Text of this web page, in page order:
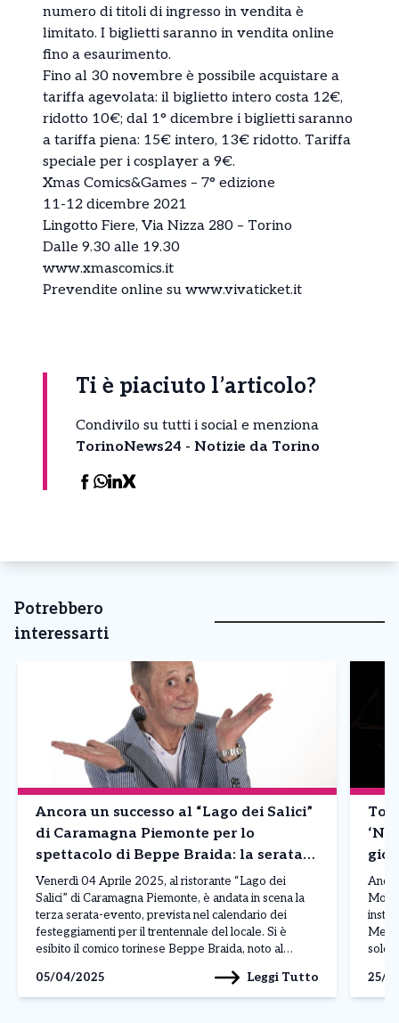
numero di titoli di ingresso in vendita è
limitato. I biglietti saranno in vendita online
fino a esaurimento.
Fino al 30 novembre è possibile acquistare a
tariffa agevolata: il biglietto intero costa 12€,
ridotto 10€; dal 1° dicembre i biglietti saranno
a tariffa piena: 15€ intero, 13€ ridotto. Tariffa
speciale per i cosplayer a 9€.
Xmas Comics&Games – 7° edizione
11-12 dicembre 2021
Lingotto Fiere, Via Nizza 280 – Torino
Dalle 9.30 alle 19.30
www.xmascomics.it
Prevendite online su www.vivaticket.it
Ti è piaciuto l’articolo?
Condivilo su tutti i social e menziona
TorinoNews24 - Notizie da Torino
Potrebbero
interessarti
Ancora un successo al “Lago dei Salici”
di Caramagna Piemonte per lo
spettacolo di Beppe Braida: la serata
evento
Venerdì 04 Aprile 2025, al ristorante “Lago dei
Salici” di Caramagna Piemonte, è andata in scena la
terza serata-evento, prevista nel calendario dei
festeggiamenti per il trentennale del locale. Si è
esibito il comico torinese Beppe Braida, noto al
programmi televisivi quali Zelig, Colorado Cafè,
Striscia la […]
05/04/2025 Leggi Tutto
sold
i25/